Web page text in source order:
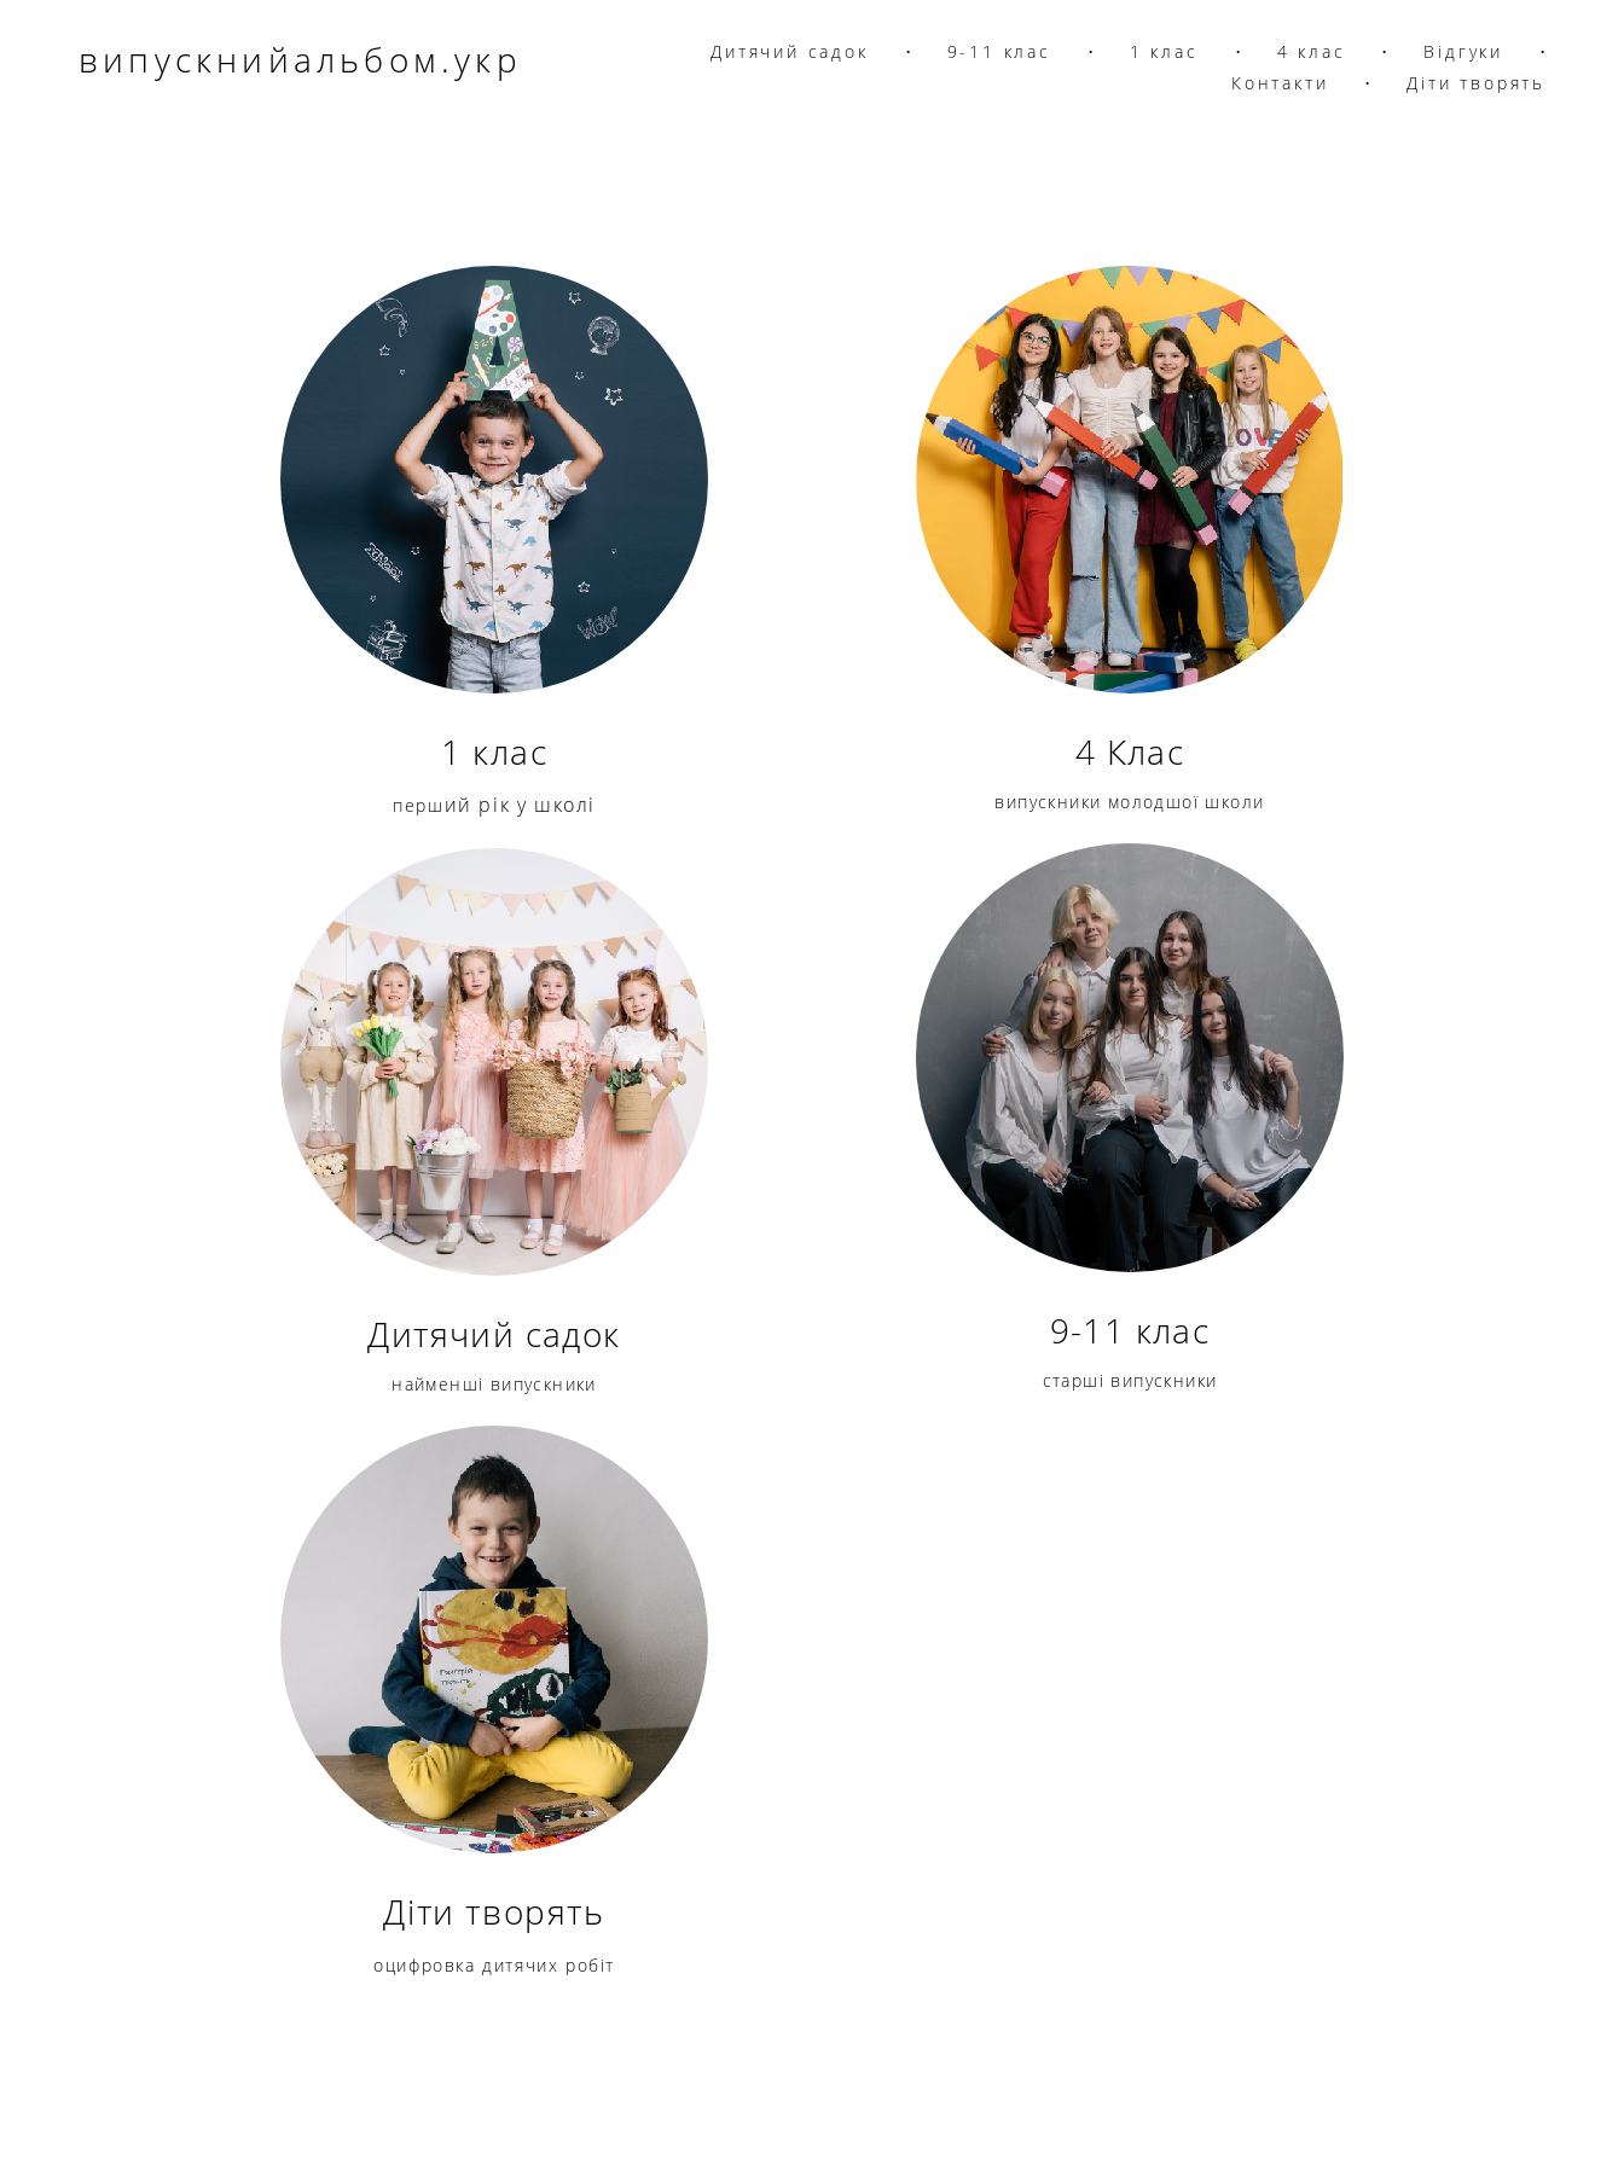
випускнийальбом.укр Дитячий садок • 9-11 клас • 1 клас • 4 клас • Відгуки
•
Контакти
• Діти творять
випускнийальбом.укр Дитячий садок • 9-11 клас • 1 клас • 4 клас • Відгуки
•
Контакти
• Діти творять
1 клас
перш ий рік у школі
Дитячий садок
найменші випускники
4 Клас
випускники молодшої школи
9-11 клас
старші випускники
Діти творять
оцифровка дитячих робіт